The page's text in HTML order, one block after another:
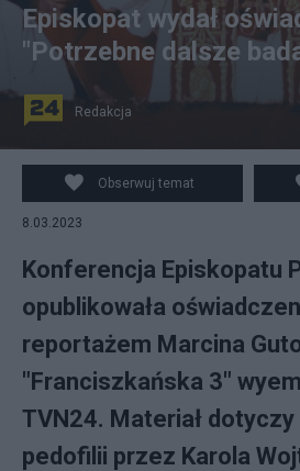
Episkopat wydał oświadczenie w
"Franciszkańska 3" Marcina
Facebook)
Episkopat wydał
"Potrzebne dalsze
Redakcja
Obserwuj temat
8.03.2023
Konferencja Episkopatu
opublikowała
reportażem Marcina
"Franciszkańska 3"
TVN24. Materiał
pedofilii przez Karola